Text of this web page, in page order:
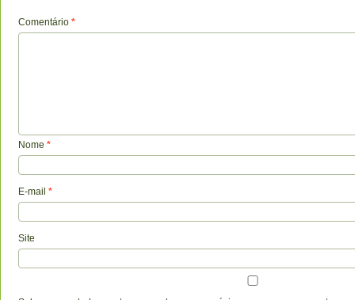
Comentário *
Nome *
E-mail *
Site